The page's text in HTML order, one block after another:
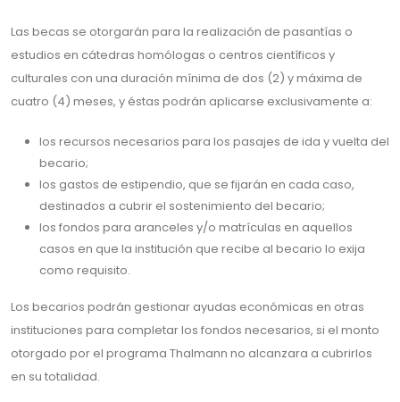
Las becas se otorgarán para la realización de pasantías o
estudios en cátedras homólogas o centros científicos y
culturales con una duración mínima de dos (2) y máxima de
cuatro (4) meses, y éstas podrán aplicarse exclusivamente a:
los recursos necesarios para los pasajes de ida y vuelta del
becario;
los gastos de estipendio, que se fijarán en cada caso,
destinados a cubrir el sostenimiento del becario;
los fondos para aranceles y/o matrículas en aquellos
casos en que la institución que recibe al becario lo exija
como requisito.
Los becarios podrán gestionar ayudas económicas en otras
instituciones para completar los fondos necesarios, si el monto
otorgado por el programa Thalmann no alcanzara a cubrirlos
en su totalidad.